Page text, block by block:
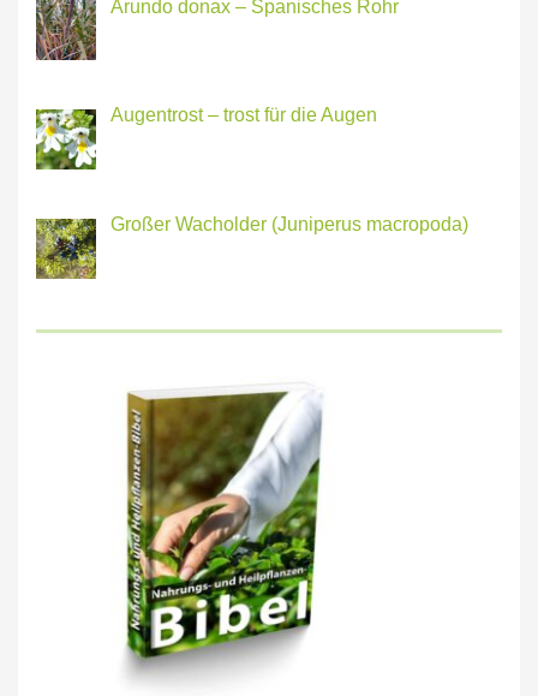
Arundo donax – Spanisches Rohr
Augentrost – trost für die Augen
Großer Wacholder (Juniperus macropoda)